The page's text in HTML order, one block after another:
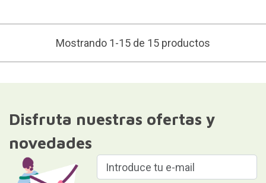
Mostrando 1-15 de 15 productos
Disfruta nuestras ofertas y
novedades